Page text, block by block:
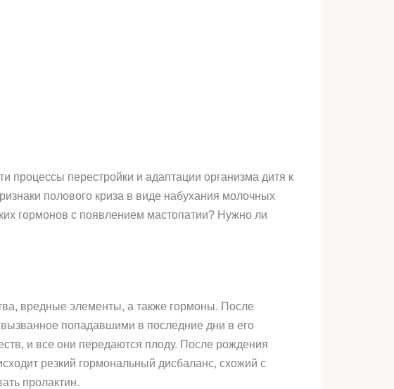
процессы перестройки и адаптации организма дитя к
полового криза в виде набухания молочных
гормонов с появлением мастопатии? Нужно ли
вредные элементы, а также гормоны. После
вызванное попадавшими в последние дни в его
и все они передаются плоду. После рождения
резкий гормональный дисбаланс, схожий с
пролактин.